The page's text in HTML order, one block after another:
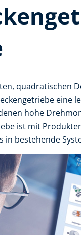
quadratischen
eine
hohe
ist mit
in bestehende